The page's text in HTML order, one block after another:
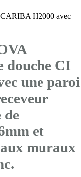
CARIBA H2000 avec
douche CI
une paroi
et
muraux